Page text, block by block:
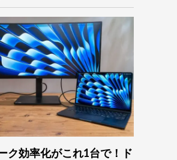
ク効率化がこれ1台で！ド